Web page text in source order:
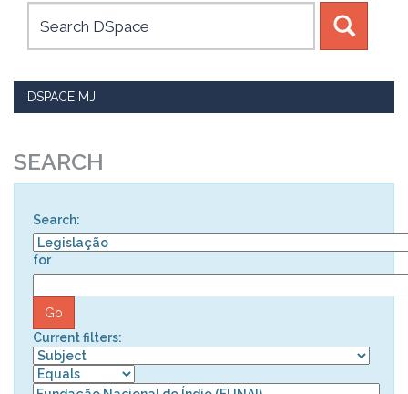
DSPACE MJ
SEARCH
Search:
for
Current filters: